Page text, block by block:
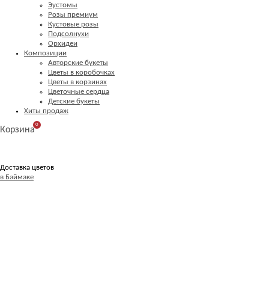
Эустомы
Розы премиум
Кустовые розы
Подсолнухи
Орхидеи
Композиции
Авторские букеты
Цветы в коробочках
Цветы в корзинах
Цветочные сердца
Детские букеты
Хиты продаж
Корзина
0
Доставка цветов
в Баймаке